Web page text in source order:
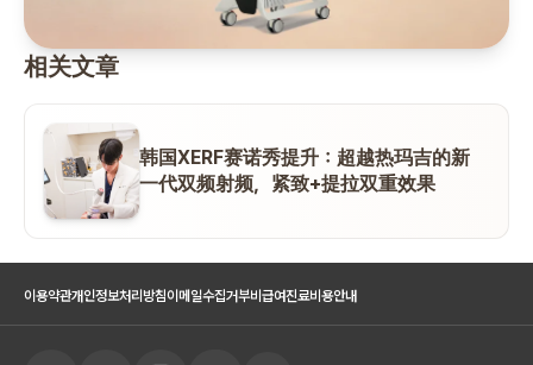
相关文章
韩国XERF赛诺秀提升：超越热玛吉的新
一代双频射频，紧致+提拉双重效果
이용약관개인정보처리방침이메일수집거부비급여진료비용안내